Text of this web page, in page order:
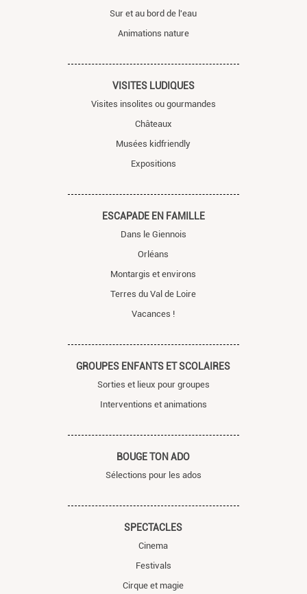
Sur et au bord de l'eau
Animations nature
VISITES LUDIQUES
Visites insolites ou gourmandes
Châteaux
Musées kidfriendly
Expositions
ESCAPADE EN FAMILLE
Dans le Giennois
Orléans
Montargis et environs
Terres du Val de Loire
Vacances !
GROUPES ENFANTS ET SCOLAIRES
Sorties et lieux pour groupes
Interventions et animations
BOUGE TON ADO
Sélections pour les ados
SPECTACLES
Cinema
Festivals
Cirque et magie